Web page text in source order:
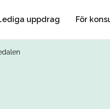
uppdrag För